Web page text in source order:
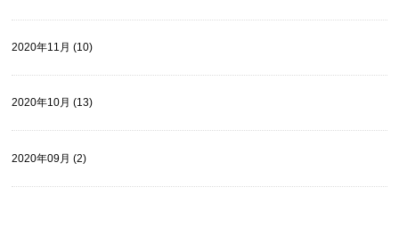
2020年11月 (10)
2020年10月 (13)
2020年09月 (2)